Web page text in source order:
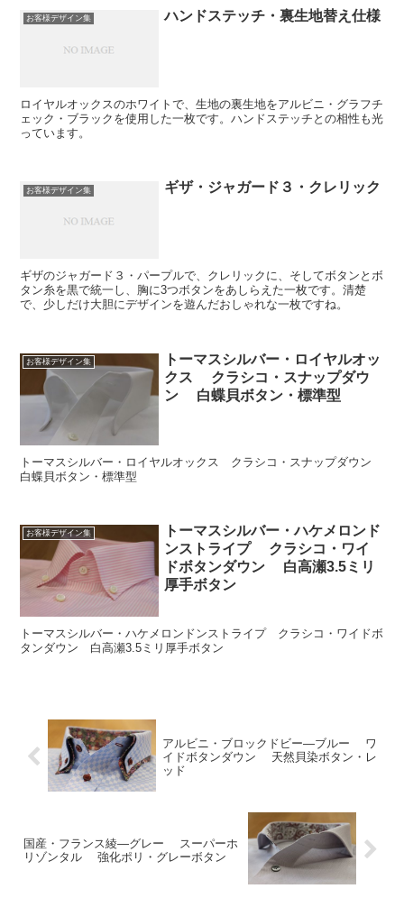
お客様デザイン集 ハンドステッチ・裏生地替え仕様
ロイヤルオックスのホワイトで、生地の裏生地をアルビニ・グラフチ
ェック・ブラックを使用した一枚です。ハンドステッチとの相性も光
っています。
お客様デザイン集 ギザ・ジャガード３・クレリック
ギザのジャガード３・パープルで、クレリックに、そしてボタンとボ
タン糸を黒で統一し、胸に3つボタンをあしらえた一枚です。清楚
で、少しだけ大胆にデザインを遊んだおしゃれな一枚ですね。
お客様デザイン集
トーマスシルバー・ロイヤルオッ
クス クラシコ・スナップダウ
ン 白蝶貝ボタン・標準型
トーマスシルバー・ロイヤルオックス クラシコ・スナップダウン
白蝶貝ボタン・標準型
お客様デザイン集
トーマスシルバー・ハケメロンド
ンストライプ クラシコ・ワイ
ドボタンダウン 白高瀬3.5ミリ
厚手ボタン
トーマスシルバー・ハケメロンドンストライプ クラシコ・ワイドボ
タンダウン 白高瀬3.5ミリ厚手ボタン
アルビニ・ブロックドビー―ブルー ワ
イドボタンダウン 天然貝染ボタン・レ
ッド
国産・フランス綾―グレー スーパーホ
リゾンタル 強化ポリ・グレーボタン